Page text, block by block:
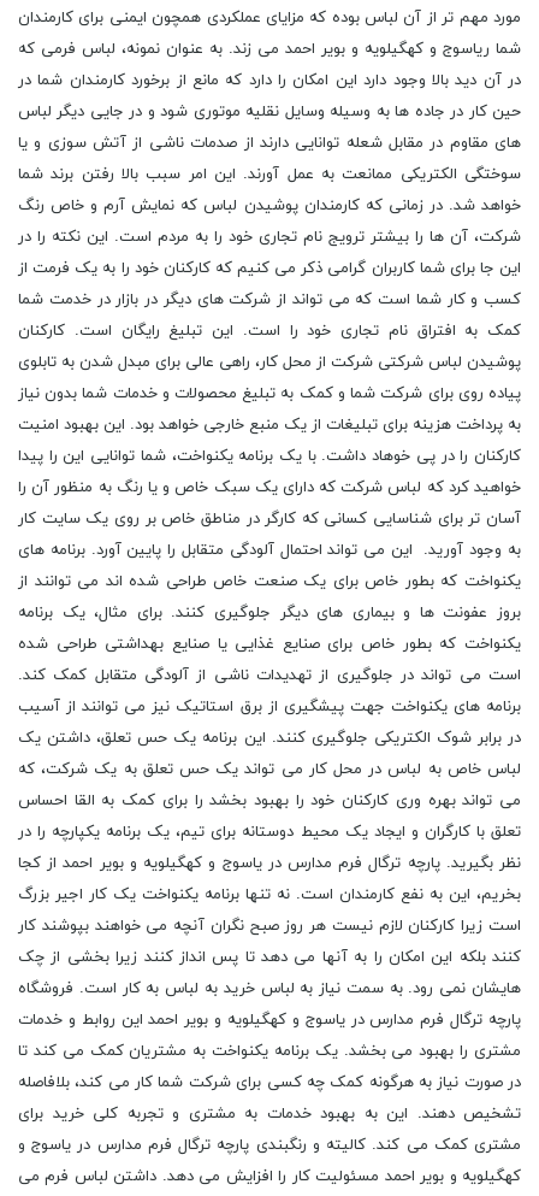
مورد مهم تر از آن لباس بوده که مزایای عملکردی همچون ایمنی برای کارمندان
شما ریاسوج و کهگیلویه و بویر احمد می زند. به عنوان نمونه، لباس فرمی که
در آن دید بالا وجود دارد این امکان را دارد که مانع از برخورد کارمندان شما در
حین کار در جاده ها به وسیله وسایل نقلیه موتوری شود و در جایی دیگر لباس
های مقاوم در مقابل شعله توانایی دارند از صدمات ناشی از آتش سوزی و یا
سوختگی الکتریکی ممانعت به عمل آورند. این امر سبب بالا رفتن برند شما
خواهد شد. در زمانی که کارمندان پوشیدن لباس که نمایش آرم و خاص رنگ
شرکت، آن ها را بیشتر ترویج نام تجاری خود را به مردم است. این نکته را در
این جا برای شما کاربران گرامی ذکر می کنیم که کارکنان خود را به یک فرمت از
کسب و کار شما است که می تواند از شرکت های دیگر در بازار در خدمت شما
کمک به افتراق نام تجاری خود را است. این تبلیغ رایگان است. کارکنان
پوشیدن لباس شرکتی شرکت از محل کار، راهی عالی برای مبدل شدن به تابلوی
پیاده روی برای شرکت شما و کمک به تبلیغ محصولات و خدمات شما بدون نیاز
به پرداخت هزینه برای تبلیغات از یک منبع خارجی خواهد بود. این بهبود امنیت
کارکنان را در پی خوهاد داشت. با یک برنامه یکنواخت، شما توانایی این را پیدا
خواهید کرد که لباس شرکت که دارای یک سبک خاص و یا رنگ به منظور آن را
آسان تر برای شناسایی کسانی که کارگر در مناطق خاص بر روی یک سایت کار
به وجود آورید. این می تواند احتمال آلودگی متقابل را پایین آورد. برنامه های
یکنواخت که بطور خاص برای یک صنعت خاص طراحی شده اند می توانند از
بروز عفونت ها و بیماری های دیگر جلوگیری کنند. برای مثال، یک برنامه
یکنواخت که بطور خاص برای صنایع غذایی یا صنایع بهداشتی طراحی شده
است می تواند در جلوگیری از تهدیدات ناشی از آلودگی متقابل کمک کند.
برنامه های یکنواخت جهت پیشگیری از برق استاتیک نیز می توانند از آسیب
در برابر شوک الکتریکی جلوگیری کنند. این برنامه یک حس تعلق، داشتن یک
لباس خاص به لباس در محل کار می تواند یک حس تعلق به یک شرکت، که
می تواند بهره وری کارکنان خود را بهبود بخشد را برای کمک به القا احساس
تعلق با کارگران و ایجاد یک محیط دوستانه برای تیم، یک برنامه یکپارچه را در
نظر بگیرید. پارچه ترگال فرم مدارس در یاسوج و کهگیلویه و بویر احمد از کجا
بخریم، این به نفع کارمندان است. نه تنها برنامه یکنواخت یک کار اجیر بزرگ
است زیرا کارکنان لازم نیست هر روز صبح نگران آنچه می خواهند بپوشند کار
کنند بلکه این امکان را به آنها می دهد تا پس انداز کنند زیرا بخشی از چک
هایشان نمی رود. به سمت نیاز به لباس خرید به لباس به کار است. فروشگاه
پارچه ترگال فرم مدارس در یاسوج و کهگیلویه و بویر احمد این روابط و خدمات
مشتری را بهبود می بخشد. یک برنامه یکنواخت به مشتریان کمک می کند تا
در صورت نیاز به هرگونه کمک چه کسی برای شرکت شما کار می کند، بلافاصله
تشخیص دهند. این به بهبود خدمات به مشتری و تجربه کلی خرید برای
مشتری کمک می کند. کالیته و رنگبندی پارچه ترگال فرم مدارس در یاسوج و
کهگیلویه و بویر احمد مسئولیت کار را افزایش می دهد. داشتن لباس فرم می